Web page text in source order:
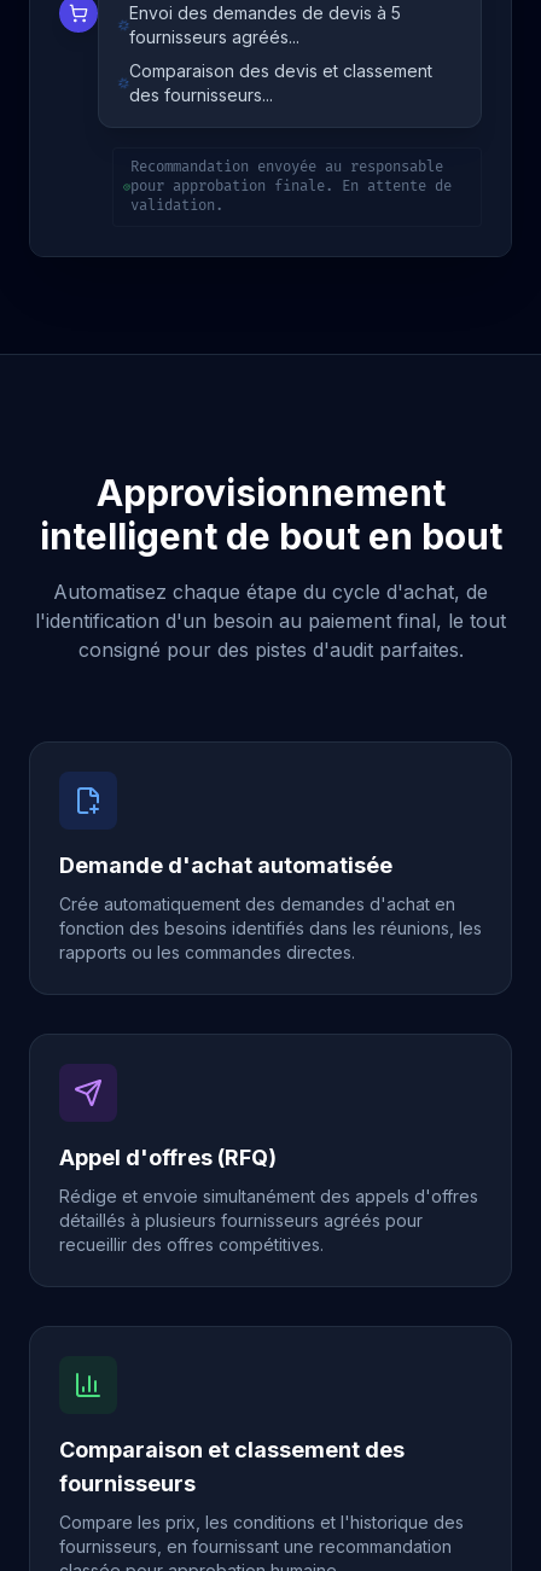
Envoi des demandes de devis à 5
fournisseurs agréés...
Comparaison des devis et classement
des fournisseurs...
Recommandation envoyée au responsable
pour approbation finale. En attente de
validation.
Approvisionnement
intelligent de bout en bout
Automatisez chaque étape du cycle d'achat, de
l'identification d'un besoin au paiement final, le tout
consigné pour des pistes d'audit parfaites.
Demande d'achat automatisée
Crée automatiquement des demandes d'achat en
fonction des besoins identifiés dans les réunions, les
rapports ou les commandes directes.
Appel d'offres (RFQ)
Rédige et envoie simultanément des appels d'offres
détaillés à plusieurs fournisseurs agréés pour
recueillir des offres compétitives.
Comparaison et classement des
fournisseurs
Compare les prix, les conditions et l'historique des
fournisseurs, en fournissant une recommandation